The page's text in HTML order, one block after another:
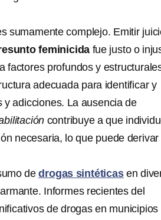
sumamente complejo. Emitir
feminicida fue justo o
factores profundos y
adecuada para identificar y
adicciones. La ausencia de
contribuye a que
necesaria, lo que puede derivar
dedrogas sintéticasen
Informes recientes del
de drogas en municipios